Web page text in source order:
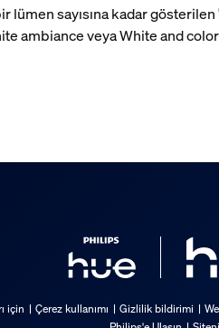
sayısına kadar
ambiance veya White and
için Çerez kullanımı Gizlilik bildirimi